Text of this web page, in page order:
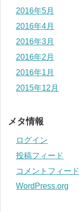
2016年5月
2016年4月
2016年3月
2016年2月
2016年1月
2015年12月
メタ情報
ログイン
投稿フィード
コメントフィード
WordPress.org